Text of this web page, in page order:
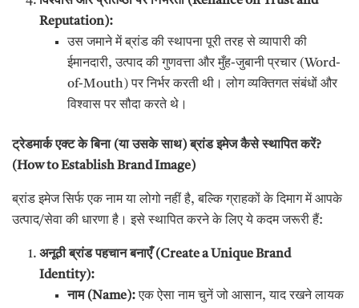
Reputation):
उस जमाने में ब्रांड की स्थापना पूरी तरह से व्यापारी की
ईमानदारी, उत्पाद की गुणवत्ता और मुँह-जुबानी प्रचार (Word-
of-Mouth) पर निर्भर करती थी। लोग व्यक्तिगत संबंधों और
विश्वास पर सौदा करते थे।
ट्रेडमार्क एक्ट के बिना (या उसके साथ) ब्रांड इमेज कैसे स्थापित करें?
(How to Establish Brand Image)
ब्रांड इमेज सिर्फ एक नाम या लोगो नहीं है, बल्कि ग्राहकों के दिमाग में आपके
उत्पाद/सेवा की धारणा है। इसे स्थापित करने के लिए ये कदम जरूरी हैं:
अनूठी ब्रांड पहचान बनाएँ (Create a Unique Brand
Identity):
नाम (Name):एक ऐसा नाम चुनें जो आसान, याद रखने लायक